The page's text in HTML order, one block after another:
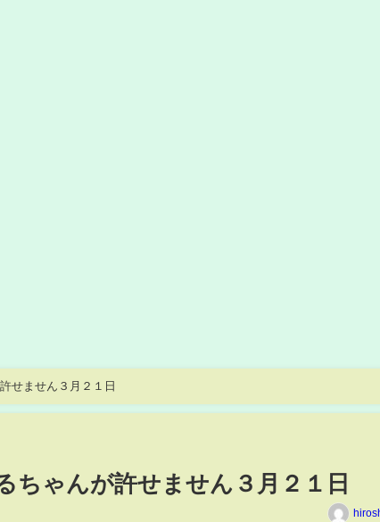
せません３月２１日
ちゃんが許せません３月２１日